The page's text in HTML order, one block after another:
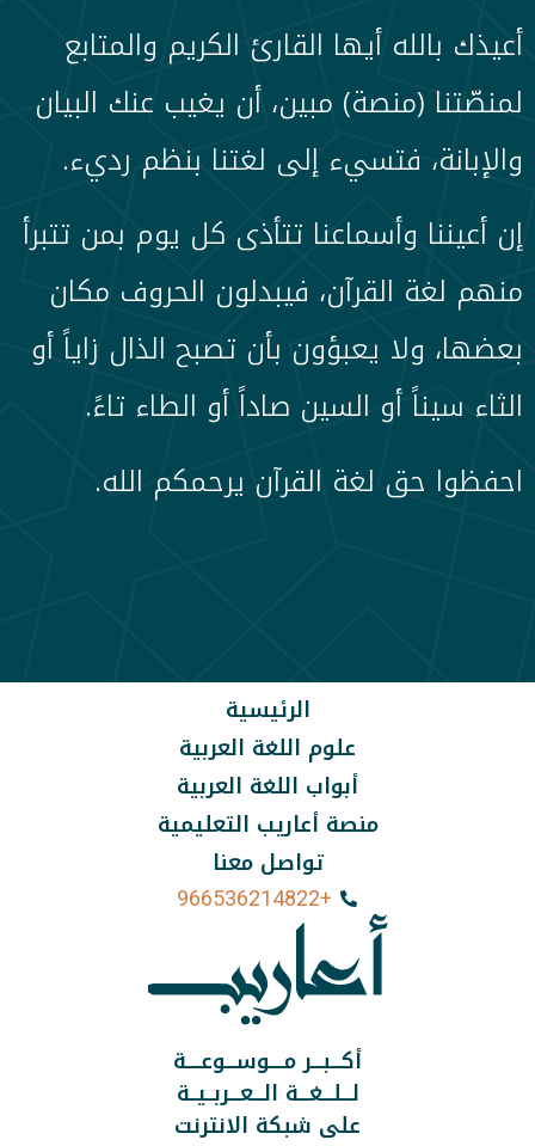
أعيذك بالله أيها القارئ الكريم والمتابع
لمنصّتنا (منصة) مبين، أن يغيب عنك البيان
والإبانة، فتسيء إلى لغتنا بنظم رديء.
إن أعيننا وأسماعنا تتأذى كل يوم بمن تتبرأ
منهم لغة القرآن، فيبدلون الحروف مكان
بعضها، ولا يعبؤون بأن تصبح الذال زاياً أو
الثاء سيناً أو السين صاداً أو الطاء تاءً.
احفظوا حق لغة القرآن يرحمكم الله.
الرئيسية
علوم اللغة العربية
أبواب اللغة العربية
منصة أعاريب التعليمية
تواصل معنا
+966536214822
أكـــبـــر مــــوســـوعــــة
لـــلـــغـــة الـــعـــربــيــة
على شبكة الانترنت